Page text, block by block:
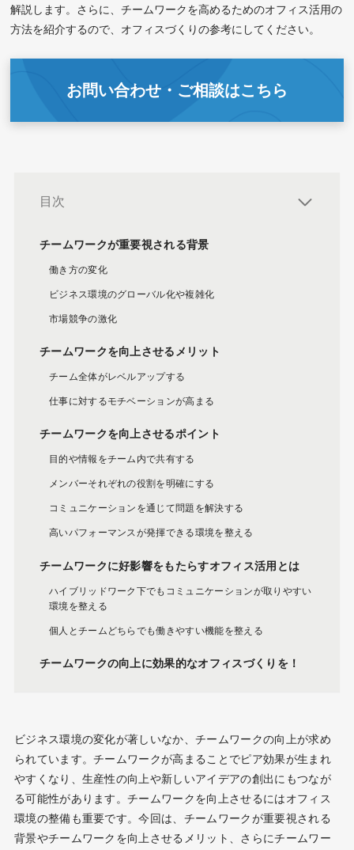
解説します。さらに、チームワークを高めるためのオフィス活用の
方法を紹介するので、オフィスづくりの参考にしてください。
お問い合わせ・ご相談はこちら
目次
チームワークが重要視される背景
働き方の変化
ビジネス環境のグローバル化や複雑化
市場競争の激化
チームワークを向上させるメリット
チーム全体がレベルアップする
仕事に対するモチベーションが高まる
チームワークを向上させるポイント
目的や情報をチーム内で共有する
メンバーそれぞれの役割を明確にする
コミュニケーションを通じて問題を解決する
高いパフォーマンスが発揮できる環境を整える
チームワークに好影響をもたらすオフィス活用とは
ハイブリッドワーク下でもコミュニケーションが取りやすい
環境を整える
個人とチームどちらでも働きやすい機能を整える
チームワークの向上に効果的なオフィスづくりを！
ビジネス環境の変化が著しいなか、チームワークの向上が求め
られています。チームワークが高まることでピア効果が生まれ
やすくなり、生産性の向上や新しいアイデアの創出にもつなが
る可能性があります。チームワークを向上させるにはオフィス
環境の整備も重要です。今回は、チームワークが重要視される
背景やチームワークを向上させるメリット、さらにチームワー